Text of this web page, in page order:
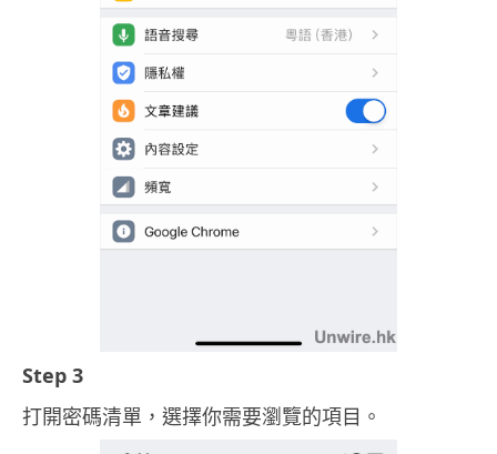
Step 3
打開密碼清單，選擇你需要瀏覽的項目。